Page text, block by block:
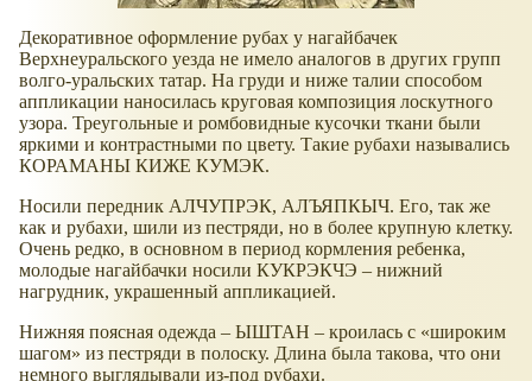
Декоративное оформление рубах у нагайбачек
Верхнеуральского уезда не имело аналогов в других групп
волго-уральских татар. На груди и ниже талии способом
аппликации наносилась круговая композиция лоскутного
узора. Треугольные и ромбовидные кусочки ткани были
яркими и контрастными по цвету. Такие рубахи назывались
КОРАМАНЫ КИЖЕ КУМЭК.
Носили передник АЛЧУПРЭК, АЛЪЯПКЫЧ. Его, так же
как и рубахи, шили из пестряди, но в более крупную клетку.
Очень редко, в основном в период кормления ребенка,
молодые нагайбачки носили КУКРЭКЧЭ – нижний
нагрудник, украшенный аппликацией.
Нижняя поясная одежда – ЫШТАН – кроилась с
широким
шагом
из пестряди в полоску. Длина была такова, что они
немного выглядывали из-под рубахи.